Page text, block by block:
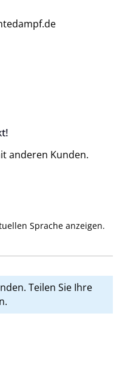
0 von 5 Sternen
anderen Kunden.
Sprache anzeigen.
Teilen Sie Ihre